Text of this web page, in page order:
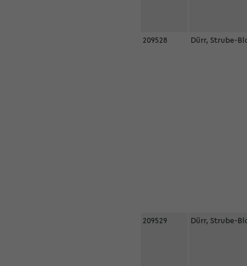
209528 Dürr, Strube-
209529 Dürr, Strube-